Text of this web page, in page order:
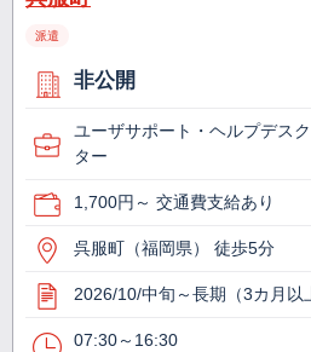
派遣
非公開
ユーザサポート・ヘルプデス
ター
1,700円～ 交通費支給あり
呉服町（福岡県） 徒歩5分
2026/10/中旬～長期（3カ月以
07:30～16:30